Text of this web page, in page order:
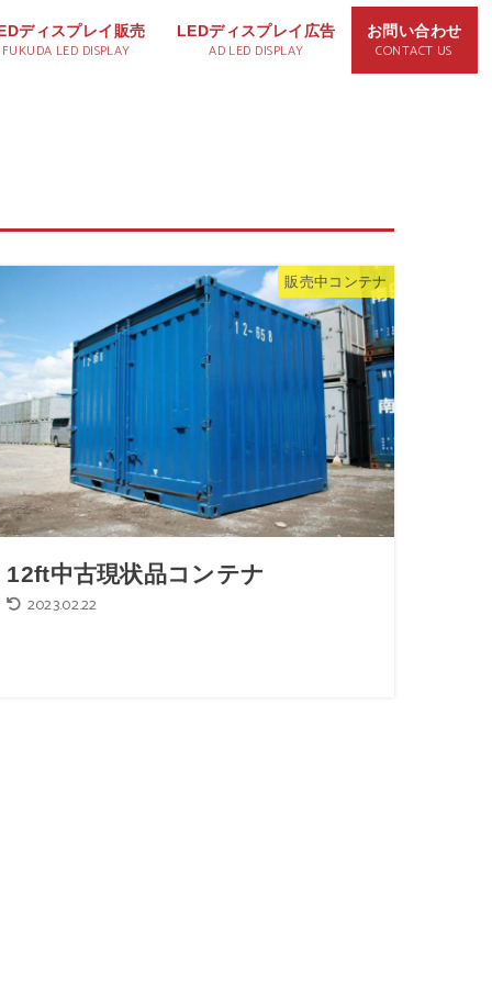
ディスプレイ販売
FUKUDA LED DISPLAY
LEDディスプレイ広告
AD LED DISPLAY
お問い合わせ
CONTACT US
販売中コンテナ
12ft中古現状品コンテナ
2023.02.22